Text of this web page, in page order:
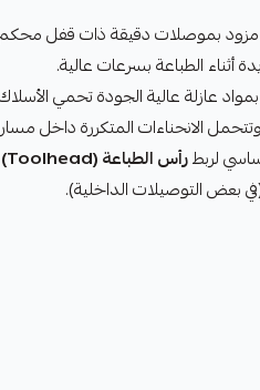
مزود بموصلات دقيقة ذات قفل محكم
أثناء الطباعة بسرعات عالية.
عازلة عالية الجودة تحمي
لربطرأس الطباعة (Toolhead)
بعض التوصيلات الداخلية).